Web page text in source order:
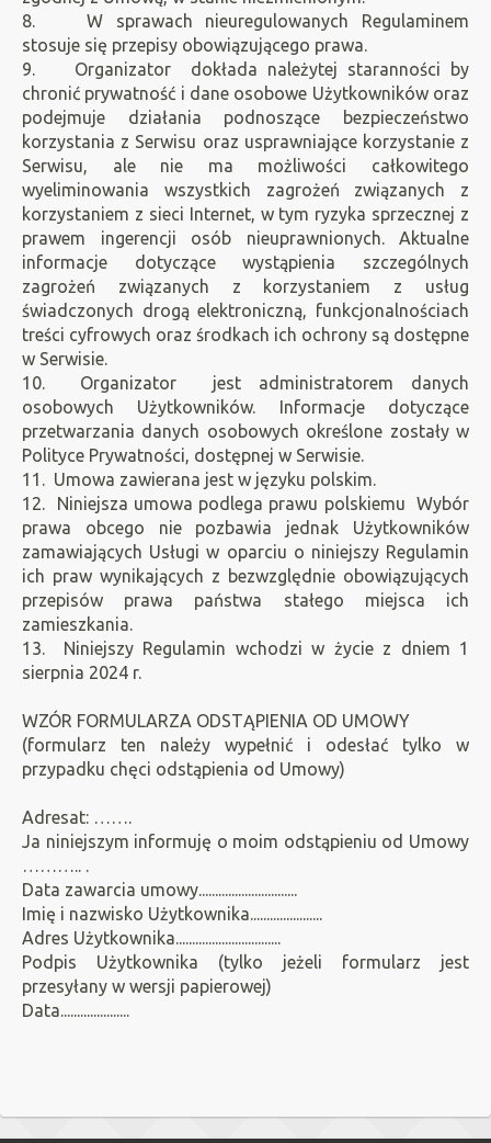
8. W sprawach nieuregulowanych Regulaminem
stosuje się przepisy obowiązującego prawa.
9. Organizator dokłada należytej staranności by
chronić prywatność i dane osobowe Użytkowników oraz
podejmuje działania podnoszące bezpieczeństwo
korzystania z Serwisu oraz usprawniające korzystanie z
Serwisu, ale nie ma możliwości całkowitego
wyeliminowania wszystkich zagrożeń związanych z
korzystaniem z sieci Internet, w tym ryzyka sprzecznej z
prawem ingerencji osób nieuprawnionych. Aktualne
informacje dotyczące wystąpienia szczególnych
zagrożeń związanych z korzystaniem z usług
świadczonych drogą elektroniczną, funkcjonalnościach
treści cyfrowych oraz środkach ich ochrony są dostępne
w Serwisie.
10. Organizator jest administratorem danych
osobowych Użytkowników. Informacje dotyczące
przetwarzania danych osobowych określone zostały w
Polityce Prywatności, dostępnej w Serwisie.
11. Umowa zawierana jest w języku polskim.
12. Niniejsza umowa podlega prawu polskiemu Wybór
prawa obcego nie pozbawia jednak Użytkowników
zamawiających Usługi w oparciu o niniejszy Regulamin
ich praw wynikających z bezwzględnie obowiązujących
przepisów prawa państwa stałego miejsca ich
zamieszkania.
13. Niniejszy Regulamin wchodzi w życie z dniem 1
sierpnia 2024 r.
WZÓR FORMULARZA ODSTĄPIENIA OD UMOWY
(formularz ten należy wypełnić i odesłać tylko w
przypadku chęci odstąpienia od Umowy)
Adresat: …….
Ja niniejszym informuję o moim odstąpieniu od Umowy
……….. .
Data zawarcia umowy..............................
Imię i nazwisko Użytkownika......................
Adres Użytkownika................................
Podpis Użytkownika (tylko jeżeli formularz jest
przesyłany w wersji papierowej)
Data.....................